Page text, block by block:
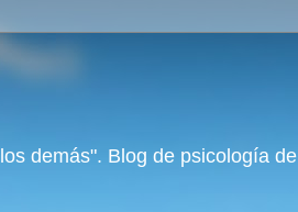
demás". Blog de psicología de